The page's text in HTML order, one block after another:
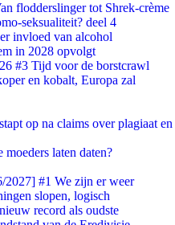
flodderslinger tot Shrek-crème
seksualiteit? deel 4
invloed van alcohol
in 2028 opvolgt
#3 Tijd voor de borstcrawl
en kobalt, Europa zal
op na claims over plagiaat en
laten daten?
2027] #1 We zijn er weer
slopen, logisch
record als oudste